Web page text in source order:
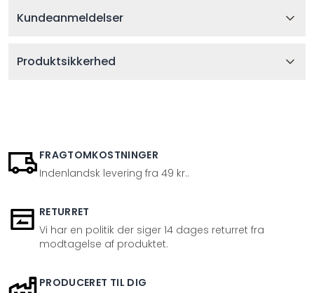
Kundeanmeldelser
Produktsikkerhed
FRAGTOMKOSTNINGER
Indenlandsk levering fra 49 kr..
RETURRET
Vi har en politik der siger 14 dages returret fra
modtagelse af produktet.
PRODUCERET TIL DIG